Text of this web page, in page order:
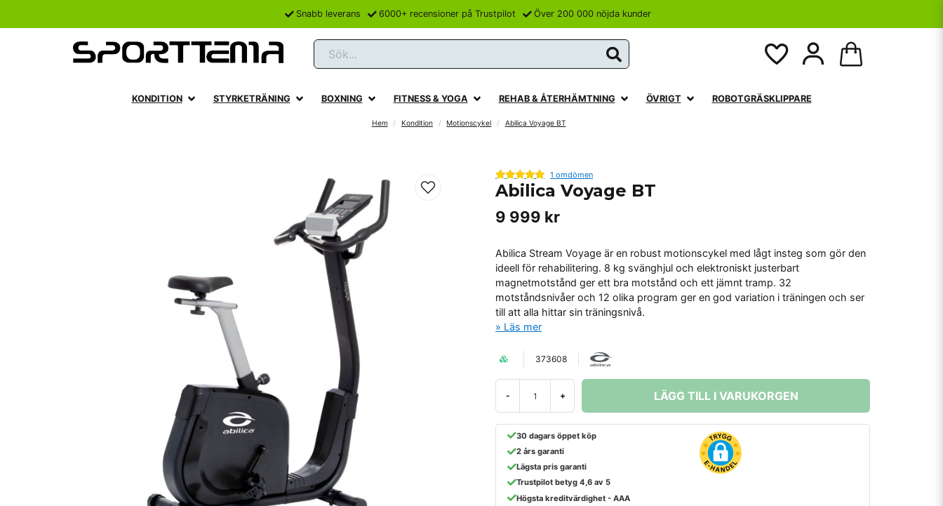
Snabb leverans 6000+ recensioner på Trustpilot Över 200 000 nöjda kunder
Sök...
KONDITION STYRKETRÄNING BOXNING FITNESS & YOGA REHAB & ÅTERHÄMTNING ÖVRIGT ROBOTGRÄSKLIPPARE
Hem Kondition Motionscykel Abilica Voyage BT
1 omdömen
Abilica Voyage BT
9 999 kr
Abilica Stream Voyage är en robust motionscykel med lågt insteg som gör den
ideell för rehabilitering. 8 kg svänghjul och elektroniskt justerbart
magnetmotstånd ger ett bra motstånd och ett jämnt tramp. 32
motståndsnivåer och 12 olika program ger en god variation i träningen och ser
till att alla hittar sin träningsnivå.
Läs mer
373608
- + LÄGG TILL I VARUKORGEN
30 dagars öppet köp
2 års garanti
Lägsta pris garanti
Trustpilot betyg 4,6 av 5
Högsta kreditvärdighet - AAA